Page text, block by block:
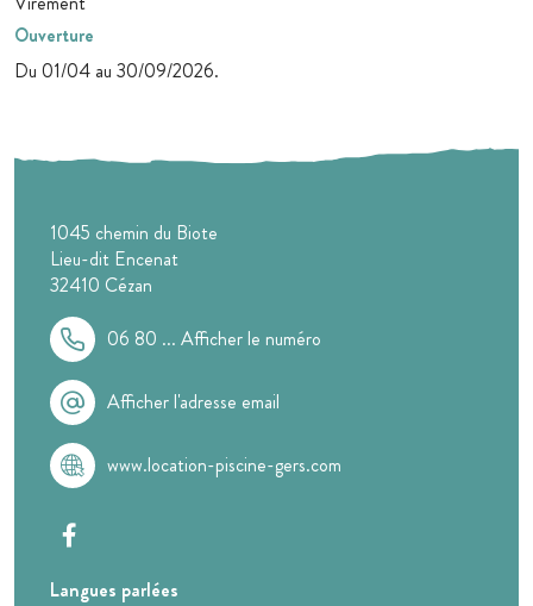
Ouverture
Du 01/04 au 30/09/2026.
1045 chemin du Biote
Lieu-dit Encenat
32410 Cézan
06 80 ... Afficher le numéro
Afficher l'adresse email
www.location-piscine-gers.com
Langues parlées